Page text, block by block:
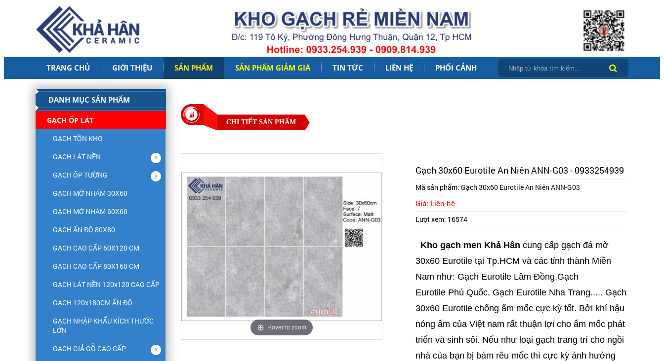
TRANG CHỦ GIỚI THIỆU SẢN PHẨM SẢN PHẨM GIẢM GIÁ TIN TỨC LIÊN HỆ PHỐI CẢNH
CHI TIẾT SẢN PHẨM
Hover to zoom
Gạch 30x60 Eurotile An Niên ANN-G03 - 0933254939
Mã sản phẩm: Gạch 30x60 Eurotile An Niên ANN-G03
Giá: Liên hệ
Lượt xem: 16574
Kho gạch men Khả Hân cung cấp gạch đá mờ
30x60 Eurotile tại Tp.HCM và các tỉnh thành Miền
Nam như: Gạch Eurotile Lâm Đồng,Gạch
EurotilePhú Quốc, Gạch Eurotile Nha Trang..... Gạch
30x60 Eurotile chống ẩm mốc cực kỳ tốt. Bởi khí hậu
nóng ẩm của Việt nam rất thuận lợi cho ẩm mốc phát
triển và sinh sôi. Nếu như loại gạch trang trí cho ngồi
nhà của bạn bị bám rêu mốc thì cực kỳ ảnh hưởng
DANH MỤC SẢN PHẨM
GẠCH ỐP LÁT
GẠCH TỒN KHO
GẠCH LÁT NỀN
GẠCH ỐP TƯỜNG
GẠCH MỜ NHÁM 30X60
GẠCH MỜ NHÁM 60X60
GẠCH ẤN ĐỘ 80X80
GẠCH CAO CẤP 60X120 CM
GẠCH CAO CẤP 80X160 CM
GẠCH LÁT NỀN 120x120 CAO CẤP
GẠCH 120x180CM ẤN ĐỘ
GẠCH NHẬP KHẨU KÍCH THƯỚC
LỚN
GẠCH GIẢ GỖ CAO CẤP